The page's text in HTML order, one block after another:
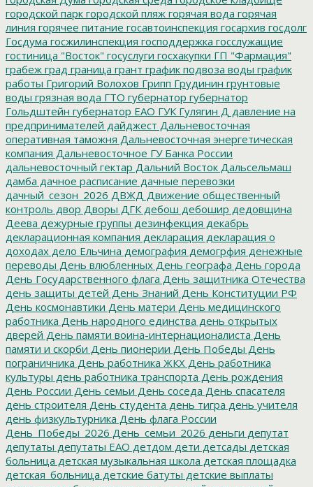
городской парк городской пляж горячая вода горячая
линия горячее питание госавтоинспекция госархив госдолг
Госдума госжилинспекция господдержка госслужащие
гостиница "Восток" госуслуги госхакупки ГП "Фармация"
грабеж град граница грант график подвоза воды график
работы Григорий Волохов Грипп Грудинин грунтовые
воды грязная вода ГТО губернатор губернатор
Гольдштейн губернатор ЕАО ГУК Гулягин Д давление на
предпринимателей дайджест Дальневосточная
оперативная таможня Дальневосточная энергетическая
компания Дальневосточное ГУ Банка России
дальневосточный гектар Дальний Восток Дальсельмаш
дамба дачное расписание дачные перевозки
дачный_сезон_2026 ДВЖД Движение общественный
контроль двор Дворы ДГК дебош дебошир дедовщина
Деева дежурные группы дезинфекция декабрь
декларационная компания декларация декларация о
доходах дело Ельчина демография демогрфия денежные
переводы День влюбленных День географа День города
День Государственного флага День защитника Отечества
день защиты детей День Знаний День Конституции РФ
День космонавтики День матери День медицинского
работника День народного единства день открытых
дверей День памяти воина-интернационалиста День
памяти и скорби День пионерии День Победы День
пограничника День работника ЖКХ День работника
культуры день работника транспорта День рождения
День России День семьи День соседа День спасателя
день строителя День студента день тигра день учителя
день физкультурника День флага России
День_Победы_2026 День_семьи_2026 деньги депутат
депутаты депутаты ЕАО детдом дети детсады детская
больница детская музыкальная школа детская площадка
детская_больница детские батуты детские выплаты